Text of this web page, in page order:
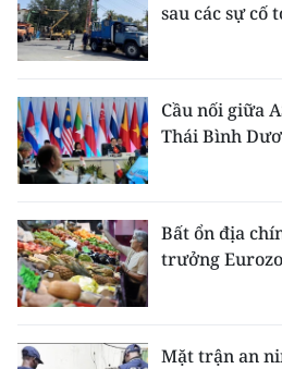
sau các sự cố
Cầu nối giữa
Thái Bình
Bất ổn địa
trưởng
Mặt trận an